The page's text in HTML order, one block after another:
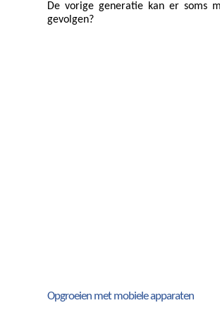
De vorige generatie kan er soms
gevolgen?
Opgroeien met mobiele apparaten